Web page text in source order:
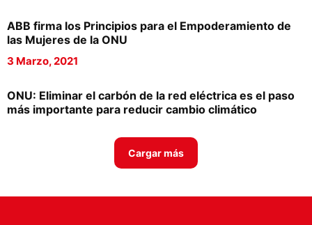
Designaciones
Calendario de Eventos
Siguenos
ABB firma los Principios para el Empoderamiento de
las Mujeres de la ONU
3 Marzo, 2021
ONU: Eliminar el carbón de la red eléctrica es el paso
más importante para reducir cambio climático
Cargar más